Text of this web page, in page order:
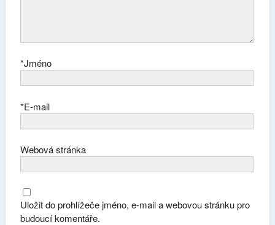
Jméno
*
E-mail
*
Webová stránka
Uložit do prohlížeče jméno, e-mail a webovou stránku pro
budoucí komentáře.